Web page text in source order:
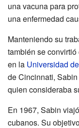
una vacuna para
una enfermedad
Manteniendo su
también se
en la Universidad
de Cincinnati,
quien consideraba
En 1967, Sabin
cubanos. Su